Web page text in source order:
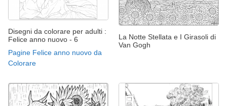
Disegni da colorare per adulti :
Felice anno nuovo - 6
Pagine Felice anno nuovo da
Colorare
La Notte Stellata e I Girasoli di
Van Gogh